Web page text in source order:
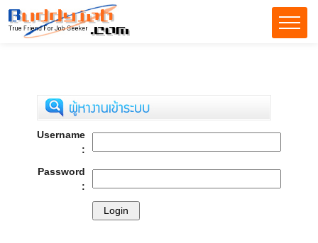
Username
:
Password
: